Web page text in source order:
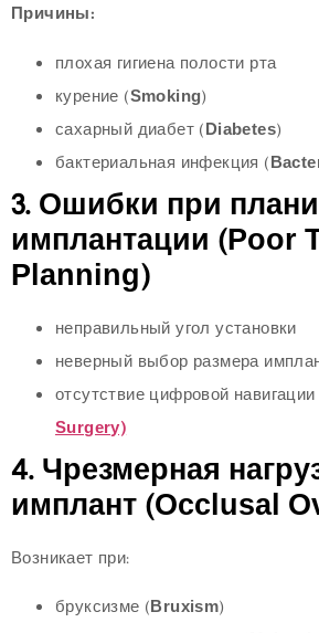
Причины:
плохая гигиена полости рта
курение (Smoking)
сахарный диабет (Diabetes)
бактериальная инфекция (
3. Ошибки при
имплантации (Poor
Planning)
неправильный угол установки
неверный выбор размера
отсутствие цифровой навигации
Surgery)
4. Чрезмерная
имплант (Occlusal
Возникает при:
бруксизме (Bruxism)